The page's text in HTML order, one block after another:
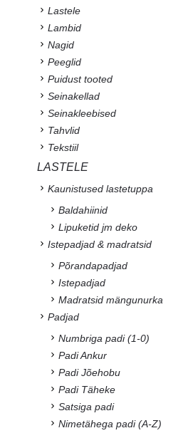
Lastele
Lambid
Nagid
Peeglid
Puidust tooted
Seinakellad
Seinakleebised
Tahvlid
Tekstiil
LASTELE
Kaunistused lastetuppa
Baldahiinid
Lipuketid jm deko
Istepadjad & madratsid
Põrandapadjad
Istepadjad
Madratsid mängunurka
Padjad
Numbriga padi (1-0)
Padi Ankur
Padi Jõehobu
Padi Täheke
Satsiga padi
Nimetähega padi (A-Z)